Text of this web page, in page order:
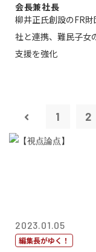
会長兼社長
柳井正氏創設のFR財
社と連携、難民子女
支援を強化
1 2
2023.01.05
編集長がゆく！